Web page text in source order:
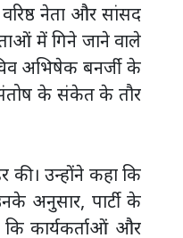
नेता और सांसद
में गिने जाने वाले
अभिषेक बनर्जी के
के संकेत के तौर
उन्होंने कहा कि
अनुसार, पार्टी के
कार्यकर्ताओं और